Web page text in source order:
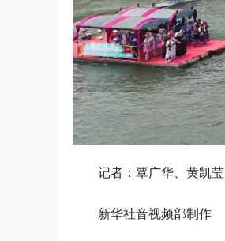
记者：覃广华、黄凯莹
新华社音视频部制作